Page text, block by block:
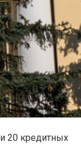
20 кредитных